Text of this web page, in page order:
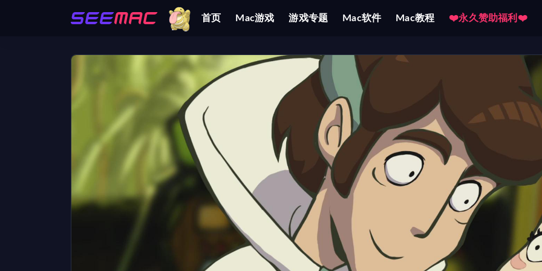
首页 Mac游戏 游戏专题 Mac软件 Mac教程
❤️永久赞助福利❤️